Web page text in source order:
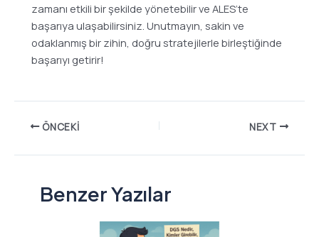
zamanı etkili bir şekilde yönetebilir ve ALES’te
başarıya ulaşabilirsiniz. Unutmayın, sakin ve
odaklanmış bir zihin, doğru stratejilerle birleştiğinde
başarıyı getirir!
ÖNCEKI NEXT
Benzer Yazılar